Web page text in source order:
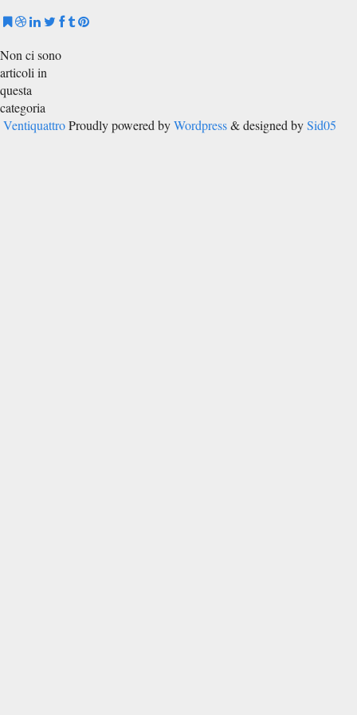
Non ci sono
articoli in
questa
categoria
Ventiquattro Proudly powered byWordpress& designed bySid05